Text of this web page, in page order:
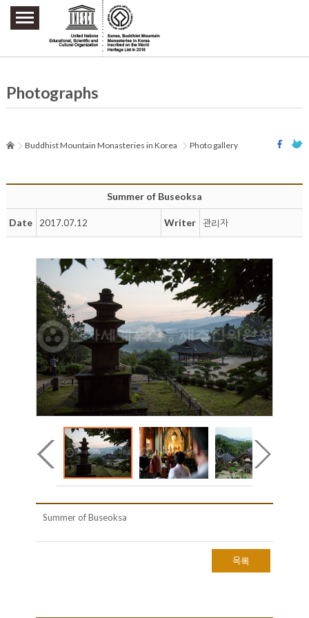
주요메뉴 바로가기
본문 바로가기
하단메뉴 바로가기
Photographs
Buddhist Mountain Monasteries in Korea Photo gallery
Summer of Buseoksa
Date 2017.07.12 Writer 관리자
Summer of Buseoksa
목록